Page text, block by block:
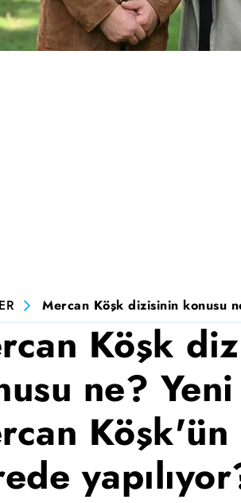
Mercan Köşk dizisinin konusu
Köşk
ne?